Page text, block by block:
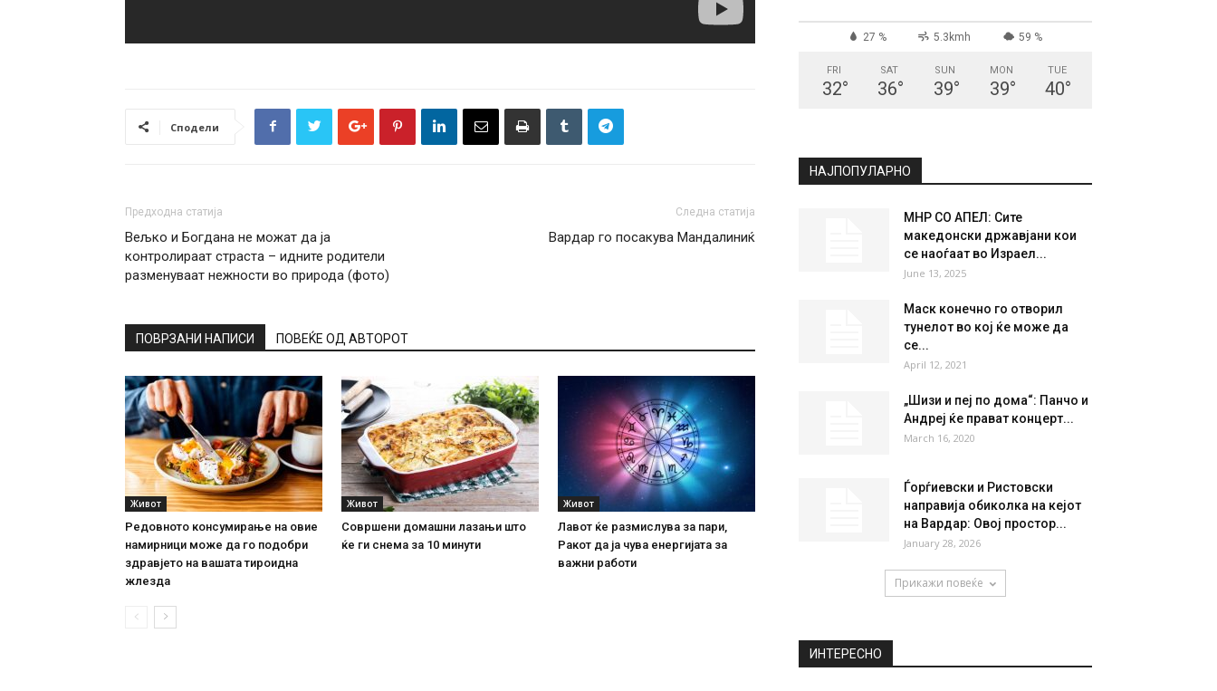
Сподели
Предходна статија
Вељко и Богдана не можат да ја
контролираат страста – идните родители
разменуваат нежности во природа (фото)
Следна статија
Вардар го посакува Мандалиниќ
ПОВРЗАНИ НАПИСИ ПОВЕЌЕ ОД АВТОРОТ
Живот
Редовното консумирање на овие
намирници може да го подобри
здравјето на вашата тироидна
жлезда
Живот
Совршени домашни лазањи што
ќе ги снема за 10 минути
Живот
Лавот ќе размислува за пари,
Ракот да ја чува енергијата за
важни работи
27 % 5.3kmh 59 %
FRI
32°
SAT
36°
SUN
39°
MON
39°
TUE
40°
НАЈПОПУЛАРНО
МНР СО АПЕЛ: Сите
македонски државјани кои
се наоѓаат во Израел...
June 13, 2025
Маск конечно го отворил
тунелот во кој ќе може да
се...
April 12, 2021
„Шизи и пеј по дома“: Панчо и
Андреј ќе прават концерт...
March 16, 2020
Ѓорѓиевски и Ристовски
направија обиколка на кејот
на Вардар: Овој простор...
January 28, 2026
Прикажи повеќе
ИНТЕРЕСНО